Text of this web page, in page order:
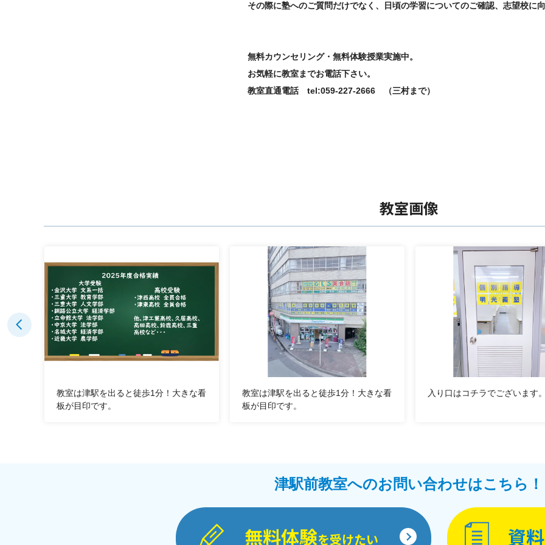
その際に塾へのご質問だけでなく、日頃の学習についてのご確認、志望校に
無料カウンセリング・無料体験授業実施中。
お気軽に教室までお電話下さい。
教室直通電話tel:059-227-2666 （三村まで）
教室画像
教室は津駅を出ると徒歩1分！大きな看
板が目印です。
教室は津駅を出ると徒歩1分！大きな看
板が目印です。
入り口はコチラでございます
津駅前教室へのお問い合わせはこちら！
無料体験を受けたい 資料